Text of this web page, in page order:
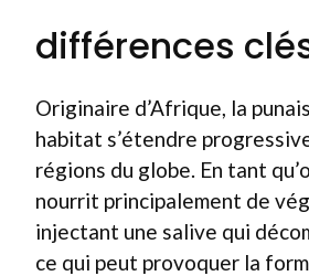
différences
Originaire d’Afrique, la
habitat s’étendre
régions du globe. En tant
nourrit principalement de
injectant une salive qui
ce qui peut provoquer la